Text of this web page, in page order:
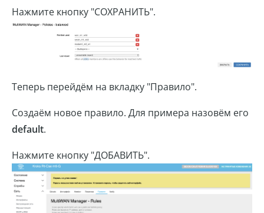
Нажмите кнопку "СОХРАНИТЬ".
Теперь перейдём на вкладку "Правило".
Создаём новое правило. Для примера назовём его
default.
Нажмите кнопку "ДОБАВИТЬ".